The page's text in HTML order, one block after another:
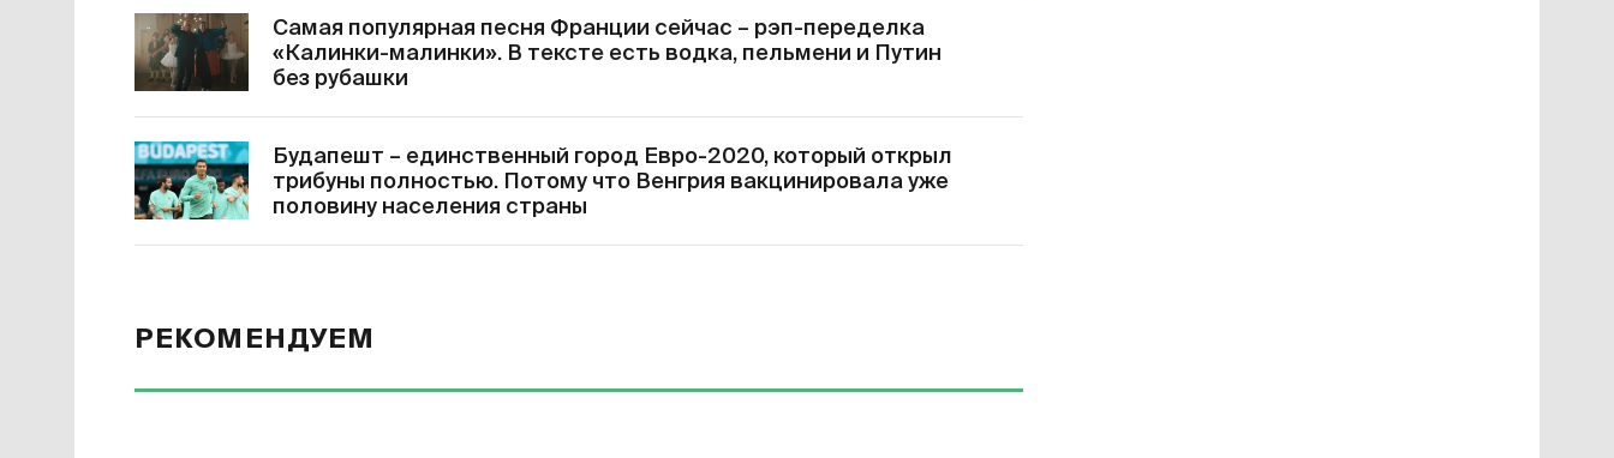
Самая популярная песня Франции сейчас – рэп-переделка
«Калинки-малинки». В тексте есть водка, пельмени и Путин
без рубашки
Будапешт – единственный город Евро-2020, который открыл
трибуны полностью. Потому что Венгрия вакцинировала уже
половину населения страны
РЕКОМЕНДУЕМ